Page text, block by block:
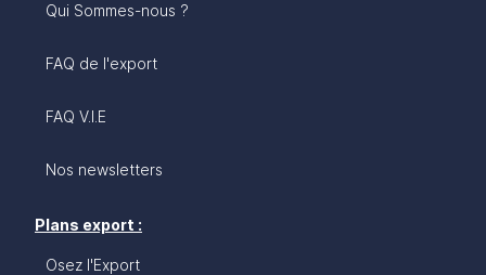
Qui Sommes-nous ?
FAQ de l'export
FAQ V.I.E
Nos newsletters
Plans export :
Osez l'Export